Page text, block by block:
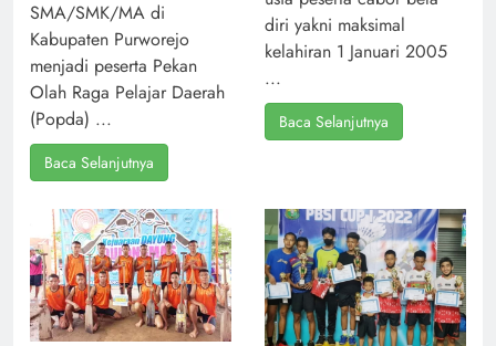
SMA/SMK/MA di
Kabupaten Purworejo
menjadi peserta Pekan
Olah Raga Pelajar Daerah
(Popda) ...
Baca Selanjutnya
diri yakni maksimal
kelahiran 1 Januari 2005
...
Baca Selanjutnya